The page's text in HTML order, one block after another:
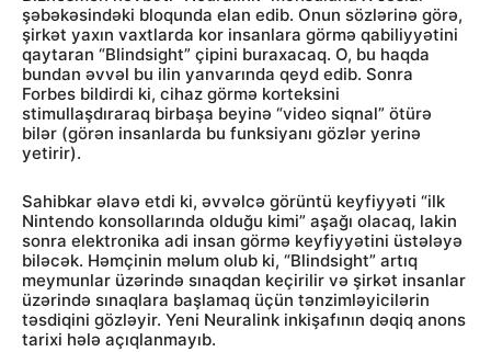
şəbəkəsindəki bloqunda elan edib. Onun sözlərinə görə,
şirkət yaxın vaxtlarda kor insanlara görmə qabiliyyətini
qaytaran “Blindsight” çipini buraxacaq. O, bu haqda
bundan əvvəl bu ilin yanvarında qeyd edib. Sonra
Forbes bildirdi ki, cihaz görmə korteksini
stimullaşdıraraq birbaşa beyinə “video siqnal” ötürə
bilər (görən insanlarda bu funksiyanı gözlər yerinə
yetirir).
Sahibkar əlavə etdi ki, əvvəlcə görüntü keyfiyyəti “ilk
Nintendo konsollarında olduğu kimi” aşağı olacaq, lakin
sonra elektronika adi insan görmə keyfiyyətini üstələyə
biləcək. Həmçinin məlum olub ki, “Blindsight” artıq
meymunlar üzərində sınaqdan keçirilir və şirkət insanlar
üzərində sınaqlara başlamaq üçün tənzimləyicilərin
təsdiqini gözləyir. Yeni Neuralink inkişafının dəqiq anons
tarixi hələ açıqlanmayıb.